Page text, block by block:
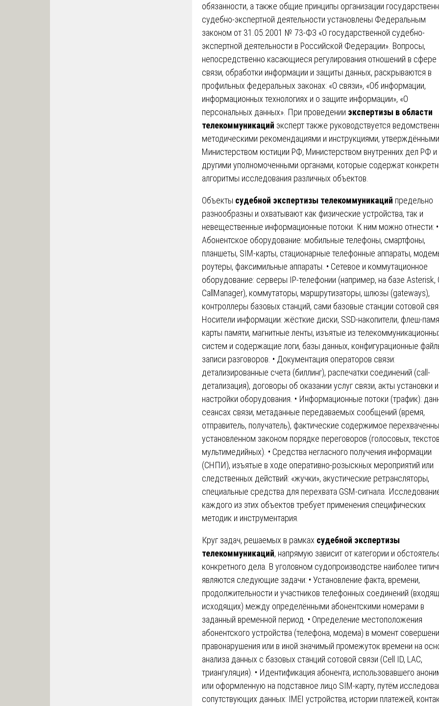
обязанности, а также общие принципы организации
судебно-экспертной деятельности установлены Федеральным
законом от 31.05.2001 № 73-ФЗ «О государственной судебно-
экспертной деятельности в Российской Федерации». Вопросы,
непосредственно касающиеся регулирования отношений в сфере
связи, обработки информации и защиты данных, раскрываются в
профильных федеральных законах: «О связи», «Об информации,
информационных технологиях и о защите информации», «О
персональных данных». При проведении экспертизы в области
телекоммуникаций эксперт также руководствуется
методическими рекомендациями и инструкциями, утверждёнными
Министерством юстиции РФ, Министерством внутренних дел РФ и
другими уполномоченными органами, которые содержат
алгоритмы исследования различных объектов.
Объекты судебной экспертизы телекоммуникаций предельно
разнообразны и охватывают как физические устройства, так и
невещественные информационные потоки. К ним можно отнести: •
Абонентское оборудование: мобильные телефоны, смартфоны,
планшеты, SIM-карты, стационарные телефонные аппараты,
роутеры, факсимильные аппараты. • Сетевое и коммутационное
оборудование: серверы IP-телефонии (например, на базе Asterisk,
CallManager), коммутаторы, маршрутизаторы, шлюзы (gateways),
контроллеры базовых станций, сами базовые станции сотовой
Носители информации: жёсткие диски, SSD-накопители, флеш-
карты памяти, магнитные ленты, изъятые из
систем и содержащие логи, базы данных, конфигурационные
записи разговоров. • Документация операторов связи:
детализированные счета (биллинг), распечатки соединений (call-
детализация), договоры об оказании услуг связи, акты установки и
настройки оборудования. • Информационные потоки (трафик):
сеансах связи, метаданные передаваемых сообщений (время,
отправитель, получатель), фактические содержимое
установленном законом порядке переговоров (голосовых,
мультимедийных). • Средства негласного получения информации
(СНПИ), изъятые в ходе оперативно-розыскных мероприятий или
следственных действий: «жучки», акустические ретрансляторы,
специальные средства для перехвата GSM-сигнала.
каждого из этих объектов требует применения специфических
методик и инструментария.
Круг задач, решаемых в рамках судебной экспертизы
телекоммуникаций, напрямую зависит от категории и
конкретного дела. В уголовном судопроизводстве наиболее
являются следующие задачи: • Установление факта, времени,
продолжительности и участников телефонных соединений
исходящих) между определёнными абонентскими номерами в
заданный временной период. • Определение местоположения
абонентского устройства (телефона, модема) в момент
правонарушения или в иной значимый промежуток времени на
анализа данных с базовых станций сотовой связи (Cell ID, LAC,
триангуляция). • Идентификация абонента, использовавшего
или оформленную на подставное лицо SIM-карту, путём
сопутствующих данных: IMEI устройства, истории платежей,